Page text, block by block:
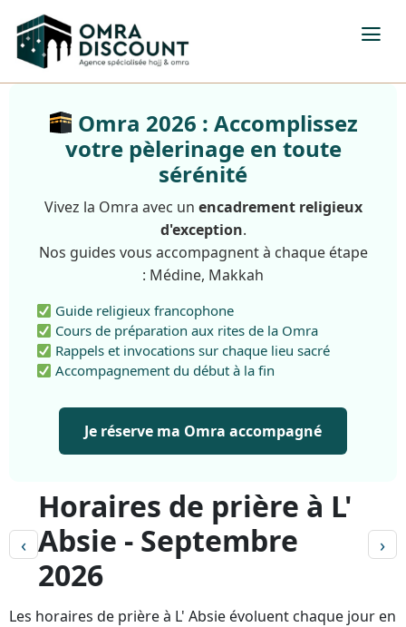
Omra 2026 : Accomplissez
votre pèlerinage en toute
sérénité
Vivez la Omra avec un encadrement religieux
d'exception.
Nos guides vous accompagnent à chaque étape
: Médine, Makkah
Guide religieux francophone
Cours de préparation aux rites de la Omra
Rappels et invocations sur chaque lieu sacré
Accompagnement du début à la fin
Je réserve ma Omra accompagné
‹
Horaires de prière à L'
Absie - Septembre
2026
›
Les horaires de prière à L' Absie évoluent chaque jour en